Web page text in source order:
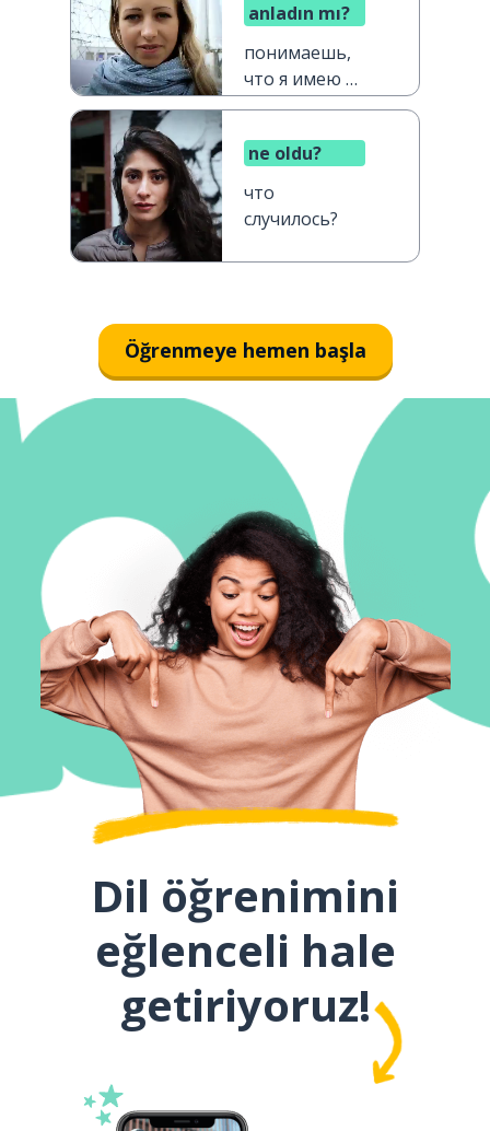
anladın mı?
понимаешь,
что я имею в
виду?
ne oldu?
что
случилось?
Öğrenmeye hemen başla
Dil öğrenimini
eğlenceli hale
getiriyoruz!